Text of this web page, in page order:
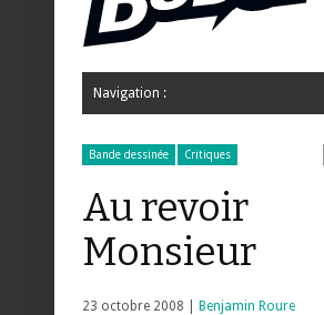
Navigation :
Bande dessinée Critiques
Au revoir
Monsieur
23 octobre 2008 | Benjamin Roure